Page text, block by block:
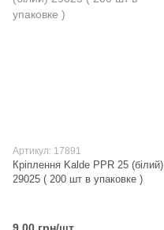
Артикул: 17891
Кріплення Kalde PPR 25 (білий)
29025 ( 200 шт в упаковке )